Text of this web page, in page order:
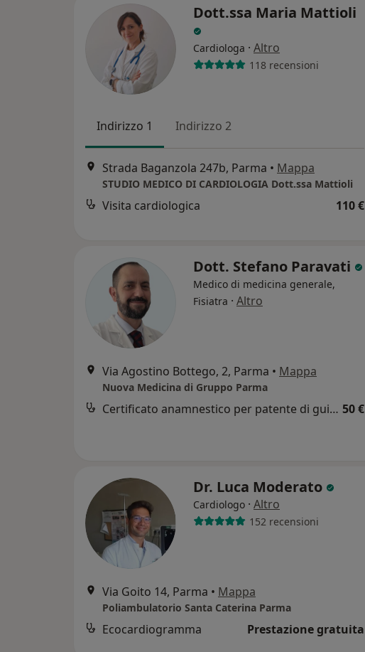
Dott.ssa Maria Mattioli
Cardiologa · Altro
118 recensioni
Indirizzo 1 Indirizzo 2
Strada Baganzola 247b, Parma • Mappa
STUDIO MEDICO DI CARDIOLOGIA Dott.ssa Mattioli
Visita cardiologica 110 €
Dott. Stefano Paravati
Medico di medicina generale,
Fisiatra · Altro
Via Agostino Bottego, 2, Parma • Mappa
Nuova Medicina di Gruppo Parma
Certificato anamnestico per patente di guida 50 €
Dr. Luca Moderato
Cardiologo · Altro
152 recensioni
Via Goito 14, Parma • Mappa
Poliambulatorio Santa Caterina Parma
Ecocardiogramma Prestazione gratuita